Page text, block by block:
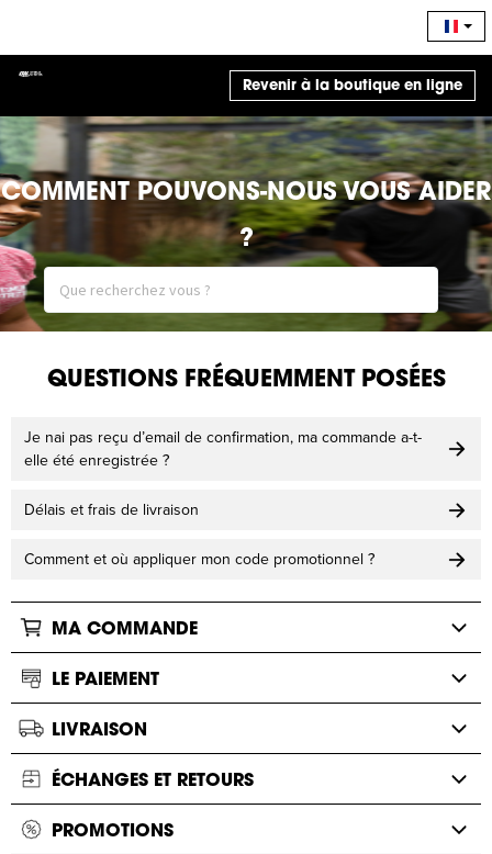
Revenir à la boutique en ligne
COMMENT POUVONS-NOUS VOUS AIDER
?
QUESTIONS FRÉQUEMMENT POSÉES
Je nai pas reçu d’email de confirmation, ma commande a-t-
elle été enregistrée ?
Délais et frais de livraison
Comment et où appliquer mon code promotionnel ?
MA COMMANDE
LE PAIEMENT
LIVRAISON
ÉCHANGES ET RETOURS
PROMOTIONS